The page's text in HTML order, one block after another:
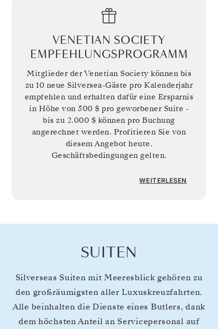
VENETIAN SOCIETY
EMPFEHLUNGSPROGRAMM
Mitglieder der Venetian Society können bis
zu 10 neue Silversea-Gäste pro Kalenderjahr
empfehlen und erhalten dafür eine Ersparnis
in Höhe von 500 $ pro geworbener Suite -
bis zu 2.000 $ können pro Buchung
angerechnet werden. Profitieren Sie von
diesem Angebot heute.
Geschäftsbedingungen gelten.
WEITERLESEN
SUITEN
Silverseas Suiten mit Meeresblick gehören zu
den großräumigsten aller Luxuskreuzfahrten.
Alle beinhalten die Dienste eines Butlers, dank
dem höchsten Anteil an Servicepersonal auf